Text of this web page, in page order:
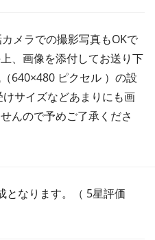
メラでの撮影写真もOKで
、画像を添付してお送り下
640×480 ピクセル ）の設
サイズなどあまりにも画
んので予めご了承くださ
となります。（ 5星評価